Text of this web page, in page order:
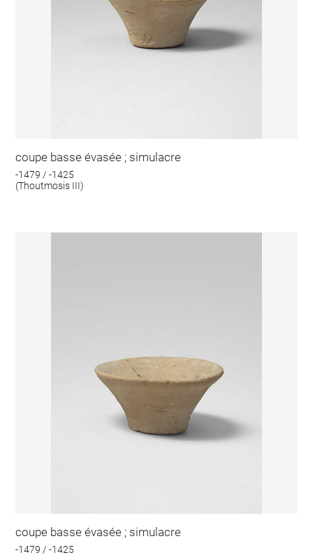
coupe basse évasée ; simulacre
-1479 / -1425
(Thoutmosis III)
coupe basse évasée ; simulacre
-1479 / -1425